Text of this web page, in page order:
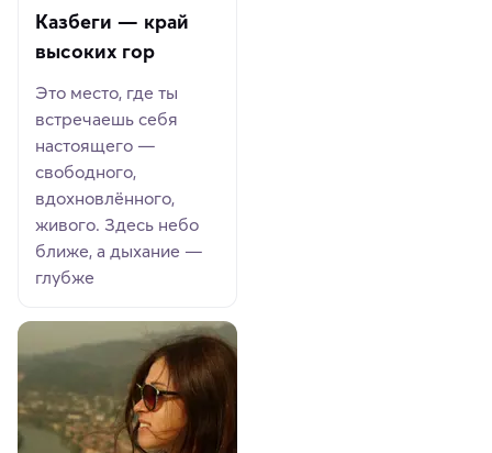
Казбеги — край
высоких гор
Это место, где ты
встречаешь себя
настоящего —
свободного,
вдохновлённого,
живого. Здесь небо
ближе, а дыхание —
глубже